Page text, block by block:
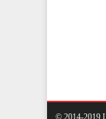
© 2014-2019